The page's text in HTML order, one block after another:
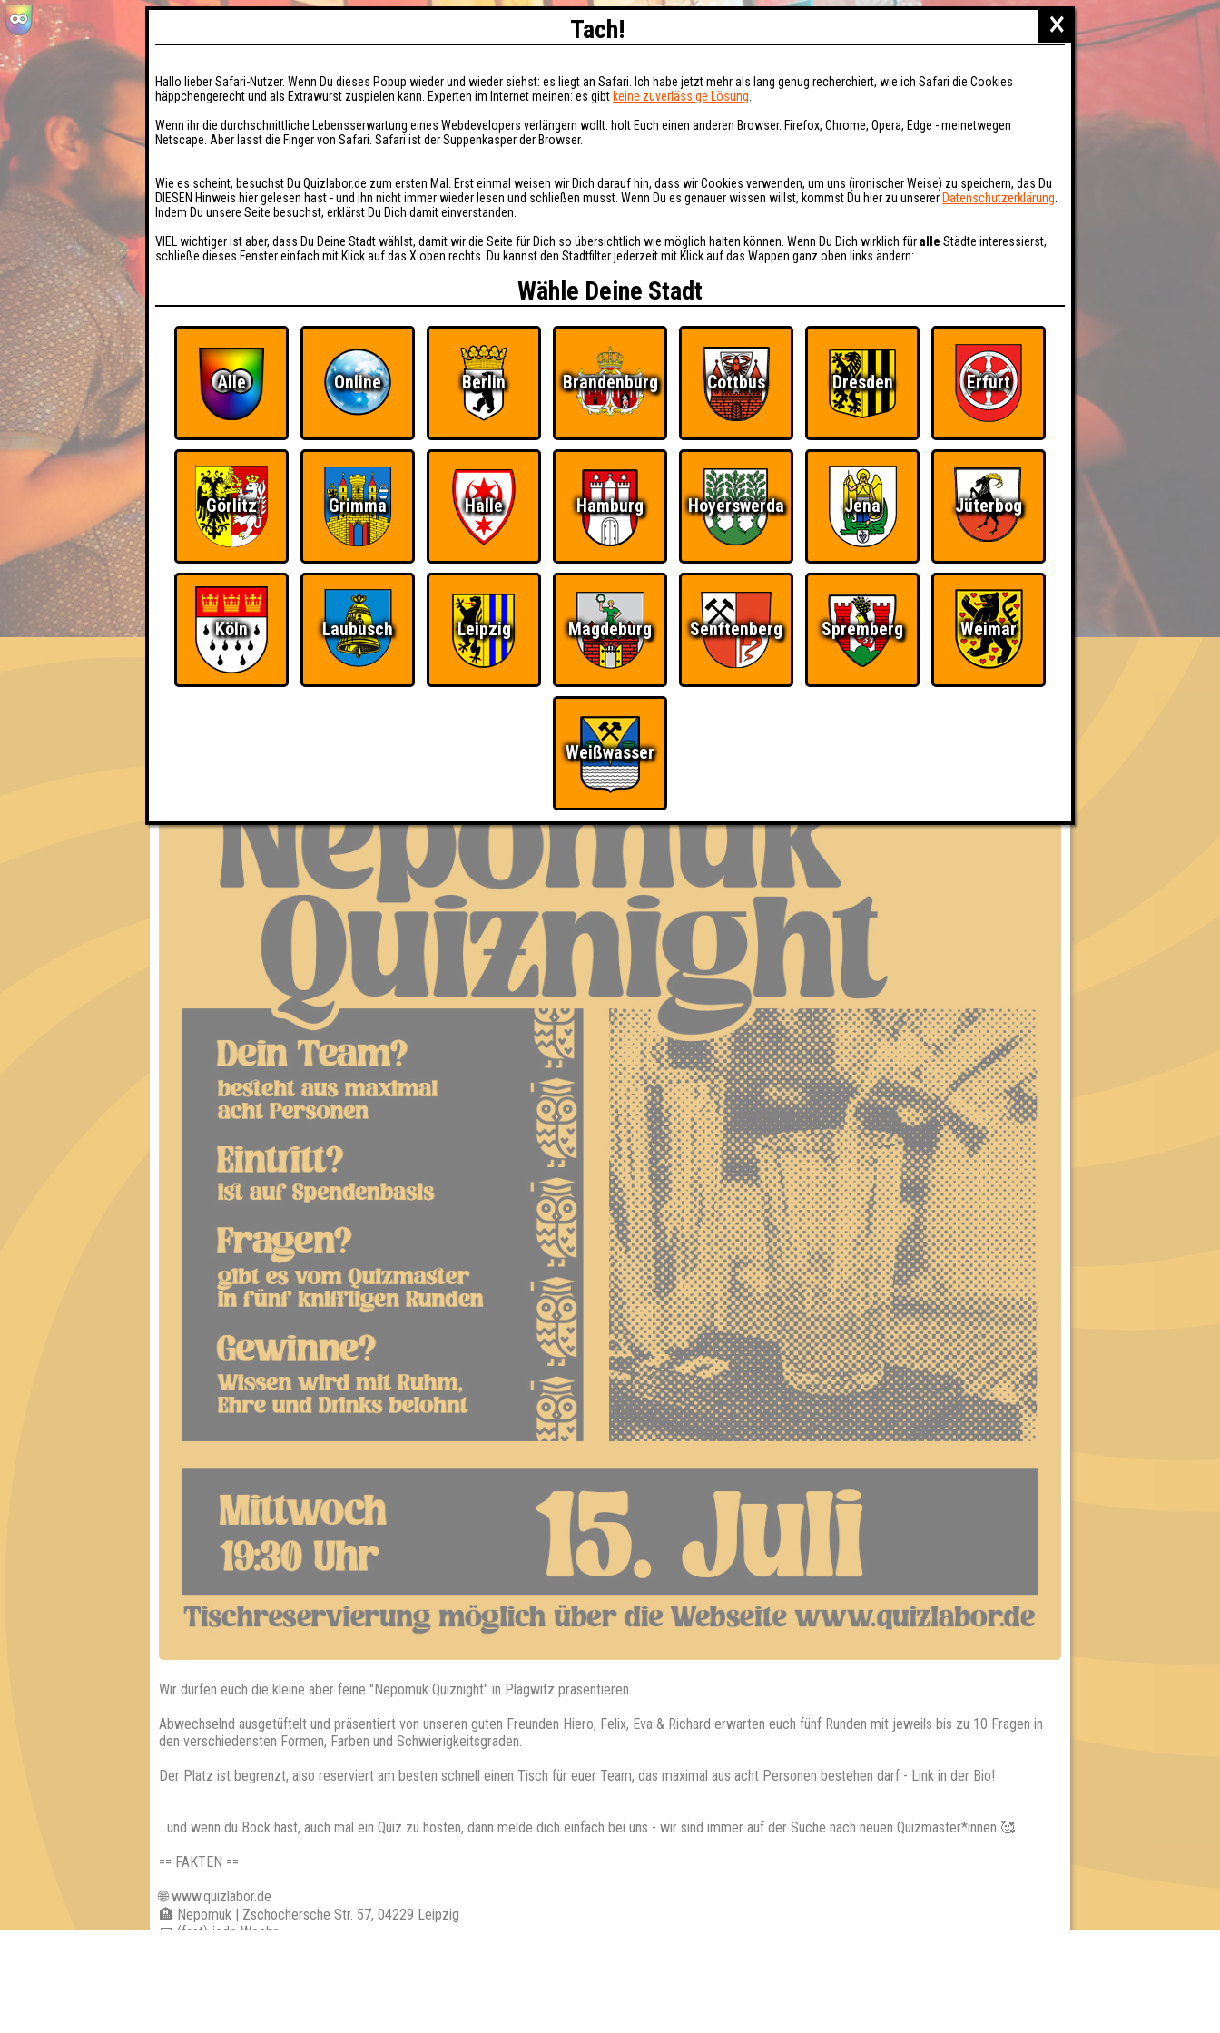
EVENTS HIGHSCORE RESERVIERUNG BUCHEN FAQ ÜBER UNS
Nepomuk Quiznight #115
Wir dürfen euch die kleine aber feine "Nepomuk Quiznight" in Plagwitz präsentieren.
Abwechselnd ausgetüftelt und präsentiert von unseren guten Freunden Hiero, Felix, Eva & Richard erwarten euch fünf Runden mit jeweils bis zu 10 Fragen in
den verschiedensten Formen, Farben und Schwierigkeitsgraden.
Der Platz ist begrenzt, also reserviert am besten schnell einen Tisch für euer Team, das maximal aus acht Personen bestehen darf - Link in der Bio!
...und wenn du Bock hast, auch mal ein Quiz zu hosten, dann melde dich einfach bei uns - wir sind immer auf der Suche nach neuen Quizmaster*innen 🥰
== FAKTEN ==
🌐 www.quizlabor.de
🏨 Nepomuk | Zschochersche Str. 57, 04229 Leipzig
📅 (fast) jede Woche
×
Tach!
Hallo lieber Safari-Nutzer. Wenn Du dieses Popup wieder und wieder siehst: es liegt an Safari. Ich habe jetzt mehr als lang genug recherchiert, wie ich Safari die Cookies
häppchengerecht und als Extrawurst zuspielen kann. Experten im Internet meinen: es gibt keine zuverlässige Lösung
Wenn ihr die durchschnittliche Lebensserwartung eines Webdevelopers verlängern wollt: holt Euch einen anderen Browser. Firefox, Chrome, Opera, Edge - meinetwegen
Netscape. Aber lasst die Finger von Safari. Safari ist der Suppenkasper der Browser.
Wie es scheint, besuchst Du Quizlabor.de zum ersten Mal. Erst einmal weisen wir Dich darauf hin, dass wir Cookies verwenden, um uns (ironischer Weise) zu speichern, das Du
DIESEN Hinweis hier gelesen hast - und ihn nicht immer wieder lesen und schließen musst. Wenn Du es genauer wissen willst, kommst Du hier zu unserer Datenschutzerklärung
Indem Du unsere Seite besuchst, erklärst Du Dich damit einverstanden.
VIEL wichtiger ist aber, dass Du Deine Stadt wählst, damit wir die Seite für Dich so übersichtlich wie möglich halten können. Wenn Du Dich wirklich füralle Städte interessierst,
schließe dieses Fenster einfach mit Klick auf das X oben rechts. Du kannst den Stadtfilter jederzeit mit Klick auf das Wappen ganz oben links ändern:
Wähle Deine Stadt
Alle Online Berlin Brandenburg Cottbus Dresden Erfurt
Görlitz Grimma Halle Hamburg Hoyerswerda Jena Jüterbog
Köln Laubusch Leipzig Magdeburg Senftenberg Spremberg Weimar
Weißwasser